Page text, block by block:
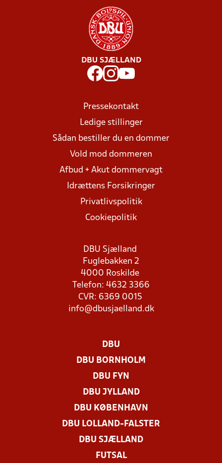
DBU SJÆLLAND
Pressekontakt
Ledige stillinger
Sådan bestiller du en dommer
Vold mod dommeren
Afbud + Akut dommervagt
Idrættens Forsikringer
Privatlivspolitik
Cookiepolitik
DBU Sjælland
Fuglebakken 2
4000 Roskilde
Telefon: 4632 3366
CVR: 6369 0015
info@dbusjaelland.dk
DBU
DBU BORNHOLM
DBU FYN
DBU JYLLAND
DBU KØBENHAVN
DBU LOLLAND-FALSTER
DBU SJÆLLAND
FUTSAL